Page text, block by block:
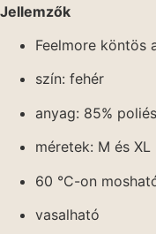
Jellemzők
Feelmore köntös
szín: fehér
anyag: 85%
méretek: M és XL
60 °C-on
vasalható